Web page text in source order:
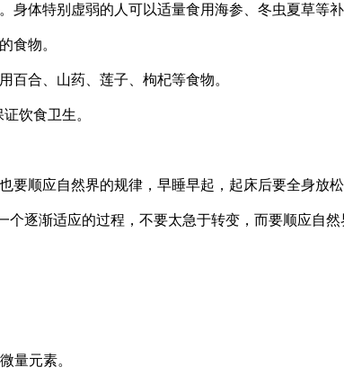
体特别虚弱的人可以适量食用海参、冬虫夏草等
食物。
合、山药、莲子、枸杞等食物。
饮食卫生。
顺应自然界的规律，早睡早起，起床后要全身放
逐渐适应的过程，不要太急于转变，而要顺应自
量元素。